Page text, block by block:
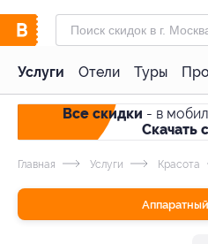
Услуги Отели Туры
Все скидки - в
Скачать
Главная Услуги Красота